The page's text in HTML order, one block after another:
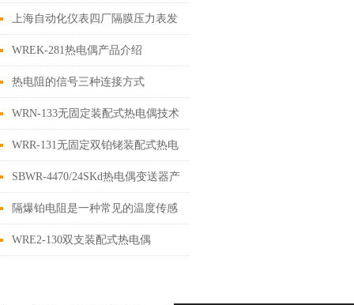
点
上海自动化仪表四厂隔膜压力表发
挥重要作用
WREK-281热电偶产品介绍
热电阻的信号三种连接方式
WRN-133无固定装配式热电偶技术
特点
WRR-131无固定双铂铑装配式热电
偶使用说明
SBWR-4470/24SKd热电偶变送器产
品介绍
隔爆铂电阻是一种常见的温度传感
器
WRE2-130双支装配式热电偶